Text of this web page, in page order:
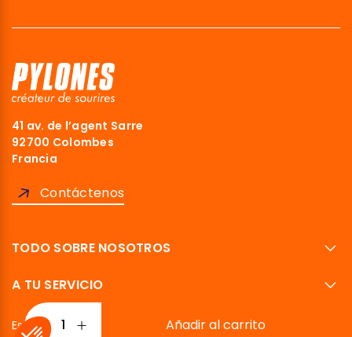
Añadir al carrito
41 av. de l’agent Sarre
92700 Colombes
Francia
Contáctenos
TODO SOBRE NOSOTROS
A TU SERVICIO
Español